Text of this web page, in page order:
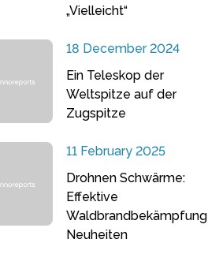
„Vielleicht“
18 December 2024
Ein Teleskop der
Weltspitze auf der
Zugspitze
11 February 2025
Drohnen Schwärme:
Effektive
Waldbrandbekämpfung
Neuheiten